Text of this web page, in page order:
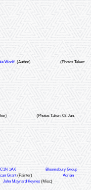
Woolf (Author)
(Photos Taken:
(Photos Taken: 03-Jun-
1AX
Bloomsbury Group
Grant(Painter)
Adrian
John Maynard Keynes (Misc)